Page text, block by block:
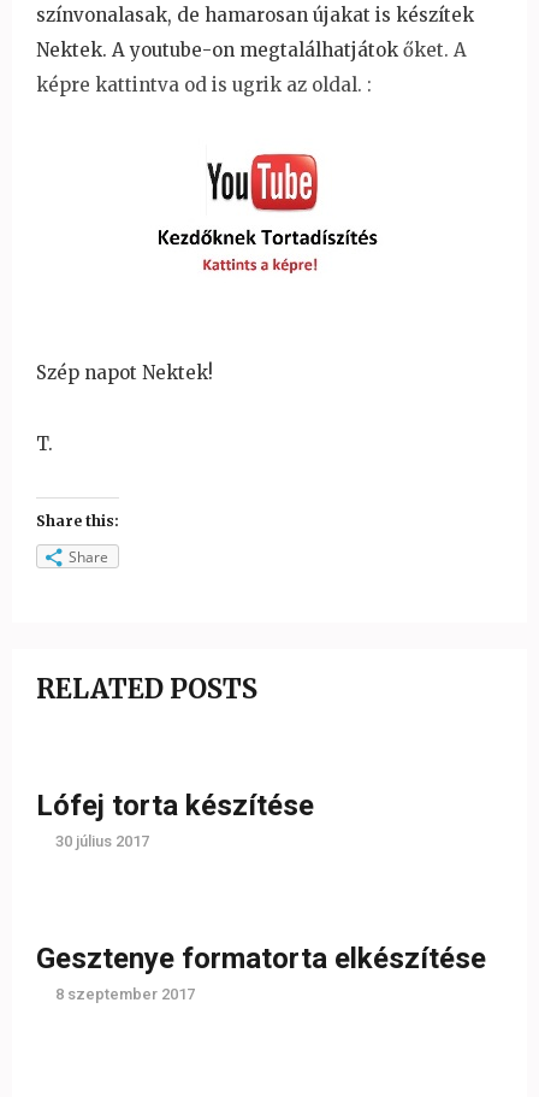
színvonalasak, de hamarosan újakat is készítek
Nektek. A youtube-on megtalálhatjátok őket. A
képre kattintva od is ugrik az oldal. :
Szép napot Nektek!
T.
Share this:
Share
RELATED POSTS
Lófej torta készítése
30 július 2017
Gesztenye formatorta elkészítése
8 szeptember 2017